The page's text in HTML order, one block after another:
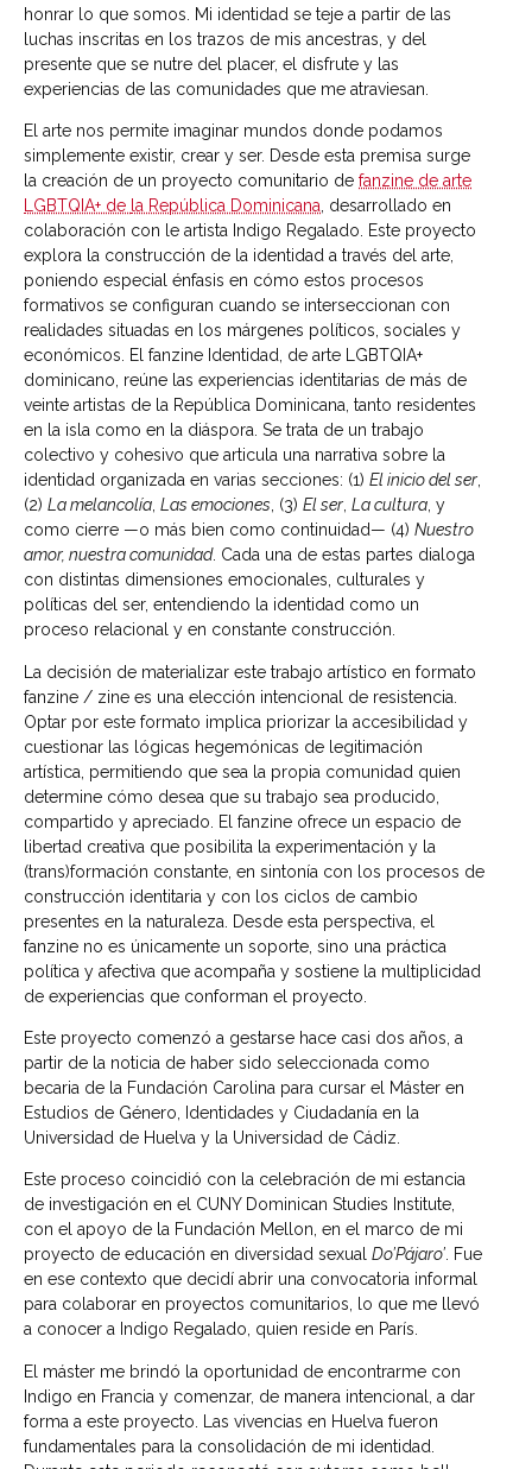
honrar lo que somos. Mi identidad se teje a partir de las
luchas inscritas en los trazos de mis ancestras, y del
presente que se nutre del placer, el disfrute y las
experiencias de las comunidades que me atraviesan.
El arte nos permite imaginar mundos donde podamos
simplemente existir, crear y ser. Desde esta premisa surge
la creación de un proyecto comunitario de fanzine de arte
LGBTQIA+ de la República Dominicana , desarrollado en
colaboración con le artista Indigo Regalado. Este proyecto
explora la construcción de la identidad a través del arte,
poniendo especial énfasis en cómo estos procesos
formativos se configuran cuando se interseccionan con
realidades situadas en los márgenes políticos, sociales y
económicos. El fanzine Identidad, de arte LGBTQIA+
dominicano, reúne las experiencias identitarias de más de
veinte artistas de la República Dominicana, tanto residentes
en la isla como en la diáspora. Se trata de un trabajo
colectivo y cohesivo que articula una narrativa sobre la
identidad organizada en varias secciones: (1) El inicio del ser
(2) La melancolía Las emociones , (3) El ser La cultura , y
como cierre —o más bien como continuidad— (4) Nuestro
amor, nuestra comunidad. Cada una de estas partes dialoga
con distintas dimensiones emocionales, culturales y
políticas del ser, entendiendo la identidad como un
proceso relacional y en constante construcción.
La decisión de materializar este trabajo artístico en formato
fanzine / zine es una elección intencional de resistencia.
Optar por este formato implica priorizar la accesibilidad y
cuestionar las lógicas hegemónicas de legitimación
artística, permitiendo que sea la propia comunidad quien
determine cómo desea que su trabajo sea producido,
compartido y apreciado. El fanzine ofrece un espacio de
libertad creativa que posibilita la experimentación y la
(trans)formación constante, en sintonía con los procesos de
construcción identitaria y con los ciclos de cambio
presentes en la naturaleza. Desde esta perspectiva, el
fanzine no es únicamente un soporte, sino una práctica
política y afectiva que acompaña y sostiene la multiplicidad
de experiencias que conforman el proyecto.
Este proyecto comenzó a gestarse hace casi dos años, a
partir de la noticia de haber sido seleccionada como
becaria de la Fundación Carolina para cursar el Máster en
Estudios de Género, Identidades y Ciudadanía en la
Universidad de Huelva y la Universidad de Cádiz.
Este proceso coincidió con la celebración de mi estancia
de investigación en el CUNY Dominican Studies Institute,
con el apoyo de la Fundación Mellon, en el marco de mi
proyecto de educación en diversidad sexual Do’Pájaro’. Fue
en ese contexto que decidí abrir una convocatoria informal
para colaborar en proyectos comunitarios, lo que me llevó
a conocer a Indigo Regalado, quien reside en París.
El máster me brindó la oportunidad de encontrarme con
Indigo en Francia y comenzar, de manera intencional, a dar
forma a este proyecto. Las vivencias en Huelva fueron
fundamentales para la consolidación de mi identidad.